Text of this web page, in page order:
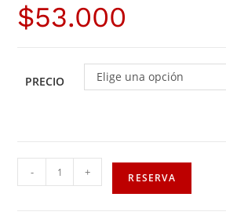
$53.000
PRECIO Elige una opción
- + RESERVA